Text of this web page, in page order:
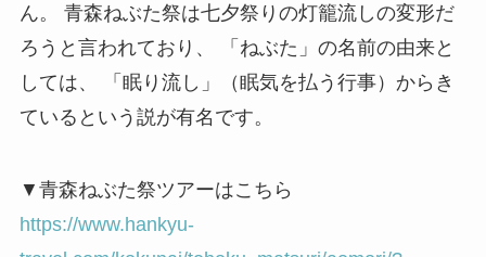
ん。 青森ねぶた祭は七夕祭りの灯籠流しの変形だ
ろうと言われており、 「ねぶた」の名前の由来と
しては、 「眠り流し」（眠気を払う行事）からき
ているという説が有名です。
▼青森ねぶた祭ツアーはこちら
https://www.hankyu-